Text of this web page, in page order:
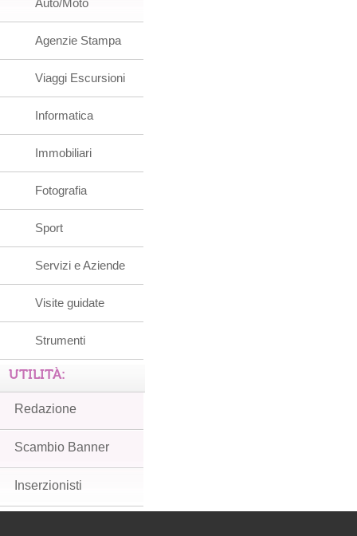
Auto/Moto
Agenzie Stampa
Viaggi Escursioni
Informatica
Immobiliari
Fotografia
Sport
Servizi e Aziende
Visite guidate
Strumenti
UTILITÀ:
Redazione
Scambio Banner
Inserzionisti